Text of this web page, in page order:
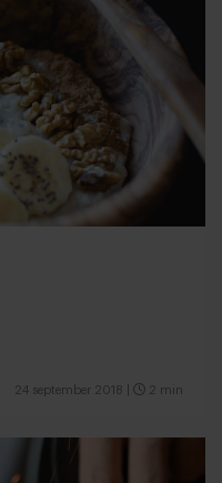
24 september 2018 2 min